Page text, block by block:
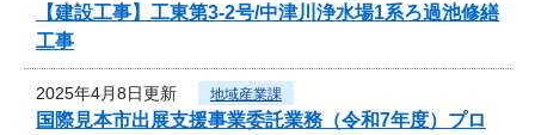
【建設工事】工東第3-2号/中津川浄水場1系ろ過池修繕
工事
2025年4月8日更新 地域産業課
国際見本市出展支援事業委託業務（令和7年度）プロ